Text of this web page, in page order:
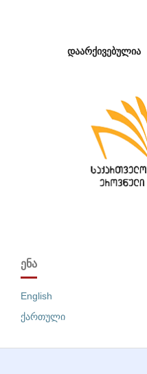
დაარქივებულია
ᲔᲜᲐ
English
ქართული